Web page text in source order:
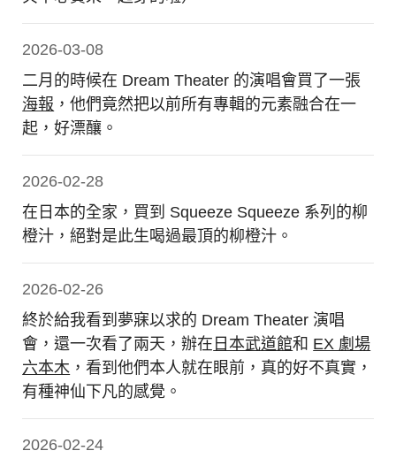
2026-03-08
二月的時候在 Dream Theater 的演唱會買了一張
海報 ，他們竟然把以前所有專輯的元素融合在一
起，好漂釀。
2026-02-28
在日本的全家，買到 Squeeze Squeeze 系列的柳
橙汁，絕對是此生喝過最頂的柳橙汁。
2026-02-26
終於給我看到夢寐以求的 Dream Theater 演唱
會，還一次看了兩天，辦在 日本武道館和 EX 劇場
六本木 ，看到他們本人就在眼前，真的好不真實，
有種神仙下凡的感覺。
2026-02-24